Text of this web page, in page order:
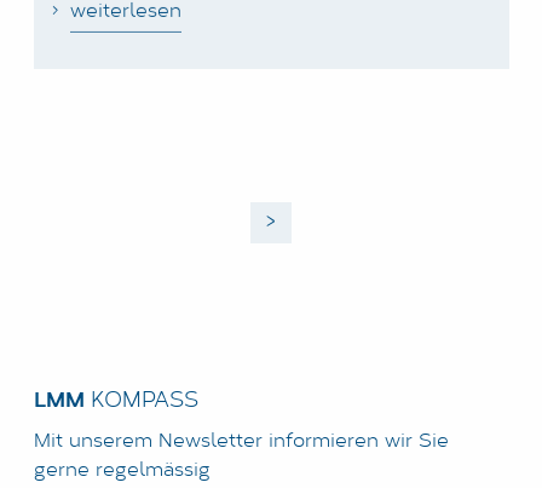
weiterlesen
>
LMM KOMPASS
Mit unserem Newsletter informieren wir Sie
gerne regelmässig